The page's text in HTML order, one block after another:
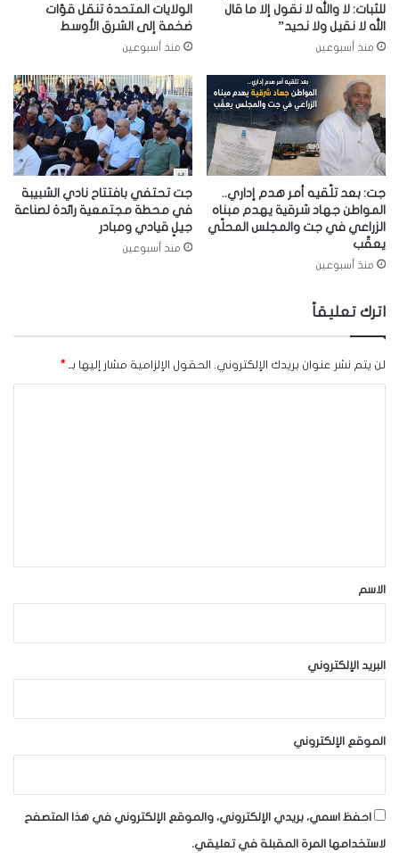
للثبات: لا والله لا نقول إلا ما قال
الله لا نقيل ولا نحيد”
منذ أسبوعين
الولايات المتحدة تنقل قوّات
ضخمة إلى الشرق الأوسط
منذ أسبوعين
جت: بعد تلّقيه أمر هدم إداري..
المواطن جهاد شرقية يهدم مبناه
الزراعي في جت والمجلس المحلّي
يعقّب
منذ أسبوعين
جت تحتفي بافتتاح نادي الشبيبة
في محطة مجتمعية رائدة لصناعة
جيلٍ قيادي ومبادر
منذ أسبوعين
اترك تعليقاً
لن يتم نشر عنوان بريدك الإلكتروني. الحقول الإلزامية مشار إليها بـ *
*الاسم
البريد الإلكتروني
الموقع الإلكتروني
احفظ اسمي، بريدي الإلكتروني، والموقع الإلكتروني في هذا المتصفح
لاستخدامها المرة المقبلة في تعليقي.